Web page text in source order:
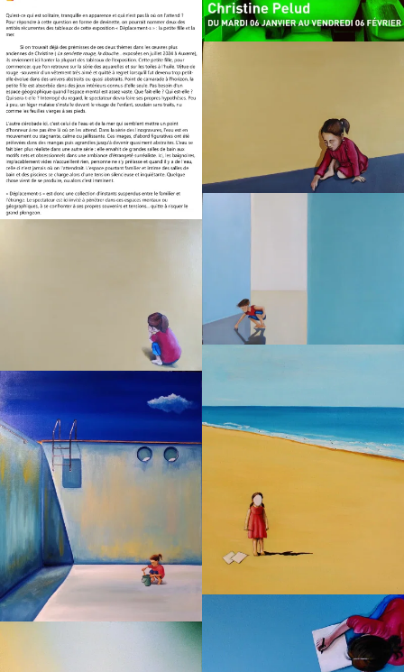
Série Les petites filles en rouge. Huile
sur toile, 65x50 cm.
Série des petites filles en rouge -
huile sur toile - 50x65 cm